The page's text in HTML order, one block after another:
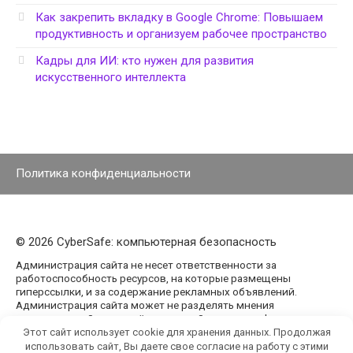
Как закрепить вкладку в Google Chrome: Повышаем
продуктивность и организуем рабочее пространство
Кадры для ИИ: кто нужен для развития
искусственного интеллекта
Политика конфиденциальности
© 2026 CyberSafe: компьютерная безопасность
Администрация сайта не несет ответственности за
работоспособность ресурсов, на которые размещены
гиперссылки, и за содержание рекламных объявлений.
Администрация сайта может не разделять мнения
авторов статей, размещённых на сайте agencypark.ru.
Этот сайт использует cookie для хранения данных. Продолжая
использовать сайт, Вы даете свое согласие на работу с этими